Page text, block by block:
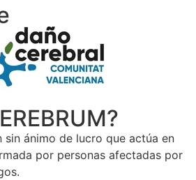
sin ánimo de lucro que actúa en
por personas afectadas por